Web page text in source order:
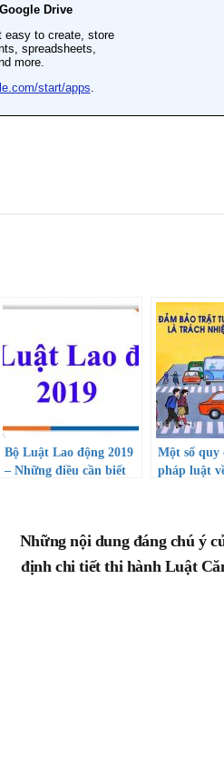
Bộ Luật Lao động 2019
– Những điều cần biết
Một số quy
pháp luật
Những nội dung đáng chú ý
định chi tiết thi hành Luật